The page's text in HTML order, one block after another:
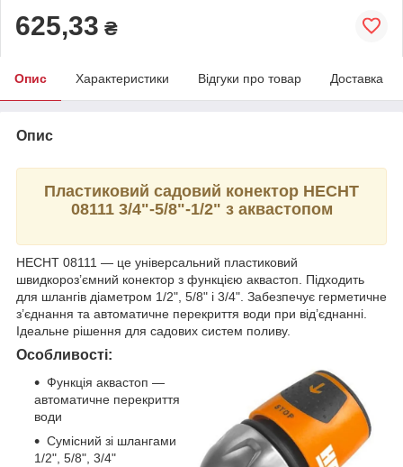
625,33 ₴
Опис Характеристики Відгуки про товар Доставка
Опис
Пластиковий садовий конектор HECHT
08111 3/4"-5/8"-1/2" з аквастопом
HECHT 08111 — це універсальний пластиковий
швидкороз’ємний конектор з функцією аквастоп. Підходить
для шлангів діаметром 1/2", 5/8" і 3/4". Забезпечує герметичне
з’єднання та автоматичне перекриття води при від’єднанні.
Ідеальне рішення для садових систем поливу.
Особливості:
Функція аквастоп —
автоматичне перекриття
води
Сумісний зі шлангами
1/2", 5/8", 3/4"